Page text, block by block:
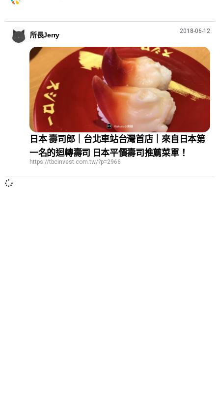
所長Jerry
2018-06-12
日本 壽司郎｜台北車站台灣首店｜來自日本第
一名的迴轉壽司 日本平價壽司推薦菜單！
https://tbcinvest.com.tw/?p=2966